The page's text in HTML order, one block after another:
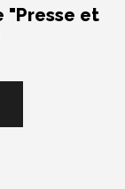
"Presse et